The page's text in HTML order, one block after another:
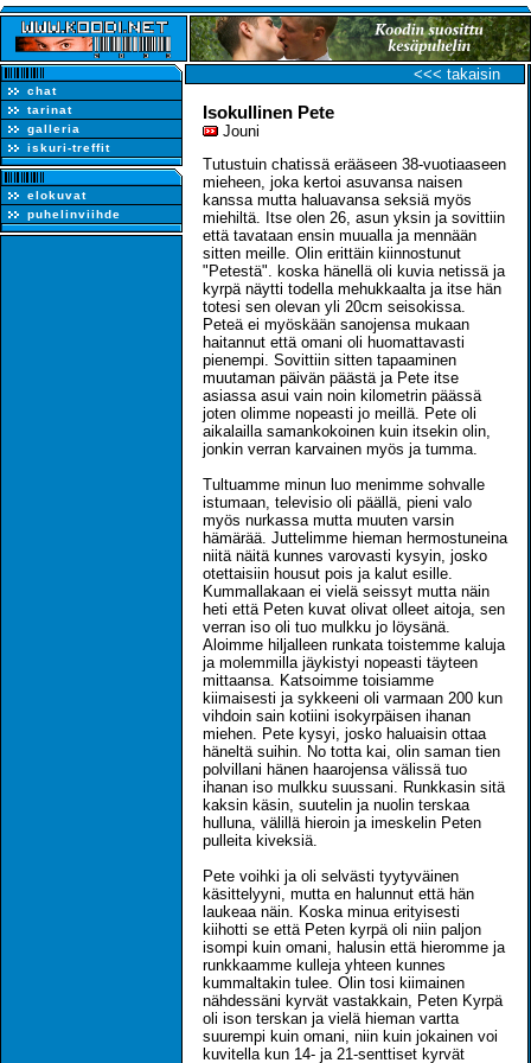
chat
tarinat
galleria
iskuri-treffit
elokuvat
puhelinviihde
<<< takaisin
Isokullinen Pete
Jouni
Tutustuin chatissä erääseen 38-vuotiaaseen
mieheen, joka kertoi asuvansa naisen
kanssa mutta haluavansa seksiä myös
miehiltä. Itse olen 26, asun yksin ja sovittiin
että tavataan ensin muualla ja mennään
sitten meille. Olin erittäin kiinnostunut
"Petestä". koska hänellä oli kuvia netissä ja
kyrpä näytti todella mehukkaalta ja itse hän
totesi sen olevan yli 20cm seisokissa.
Peteä ei myöskään sanojensa mukaan
haitannut että omani oli huomattavasti
pienempi. Sovittiin sitten tapaaminen
muutaman päivän päästä ja Pete itse
asiassa asui vain noin kilometrin päässä
joten olimme nopeasti jo meillä. Pete oli
aikalailla samankokoinen kuin itsekin olin,
jonkin verran karvainen myös ja tumma.
Tultuamme minun luo menimme sohvalle
istumaan, televisio oli päällä, pieni valo
myös nurkassa mutta muuten varsin
hämärää. Juttelimme hieman hermostuneina
niitä näitä kunnes varovasti kysyin, josko
otettaisiin housut pois ja kalut esille.
Kummallakaan ei vielä seissyt mutta näin
heti että Peten kuvat olivat olleet aitoja, sen
verran iso oli tuo mulkku jo löysänä.
Aloimme hiljalleen runkata toistemme kaluja
ja molemmilla jäykistyi nopeasti täyteen
mittaansa. Katsoimme toisiamme
kiimaisesti ja sykkeeni oli varmaan 200 kun
vihdoin sain kotiini isokyrpäisen ihanan
miehen. Pete kysyi, josko haluaisin ottaa
häneltä suihin. No totta kai, olin saman tien
polvillani hänen haarojensa välissä tuo
ihanan iso mulkku suussani. Runkkasin sitä
kaksin käsin, suutelin ja nuolin terskaa
hulluna, välillä hieroin ja imeskelin Peten
pulleita kiveksiä.
Pete voihki ja oli selvästi tyytyväinen
käsittelyyni, mutta en halunnut että hän
laukeaa näin. Koska minua erityisesti
kiihotti se että Peten kyrpä oli niin paljon
isompi kuin omani, halusin että hieromme ja
runkkaamme kulleja yhteen kunnes
kummaltakin tulee. Olin tosi kiimainen
nähdessäni kyrvät vastakkain, Peten Kyrpä
oli ison terskan ja vielä hieman vartta
suurempi kuin omani, niin kuin jokainen voi
kuvitella kun 14- ja 21-senttiset kyrvät